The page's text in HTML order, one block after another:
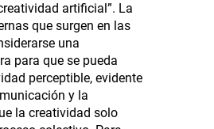
artificial”. La
que surgen en las
una
para que se pueda
perceptible, evidente
y la
la creatividad solo